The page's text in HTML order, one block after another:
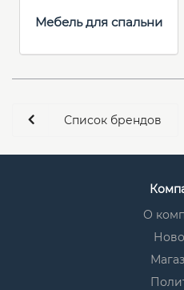
Мебель для спальни
Список брендов
О